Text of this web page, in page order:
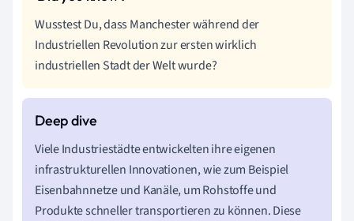
Wusstest Du, dass Manchester während der
Industriellen Revolution zur ersten wirklich
industriellen Stadt der Welt wurde?
Viele Industriestädte entwickelten ihre eigenen
infrastrukturellen Innovationen, wie zum Beispiel
Eisenbahnnetze und Kanäle, um Rohstoffe und
Produkte schneller transportieren zu können. Diese